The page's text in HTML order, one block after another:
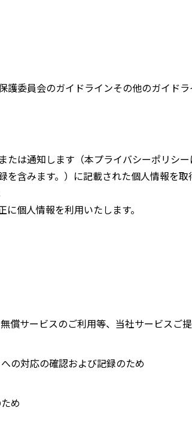
委員会のガイドラインその他のガイド
は通知します（本プライバシーポリシー
含みます。）に記載された個人情報を
人情報を利用いたします。
償サービスのご利用等、当社サービスご
の対応の確認および記録のため
め